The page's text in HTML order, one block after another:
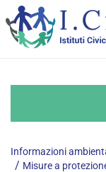
Informazioni
Misure a